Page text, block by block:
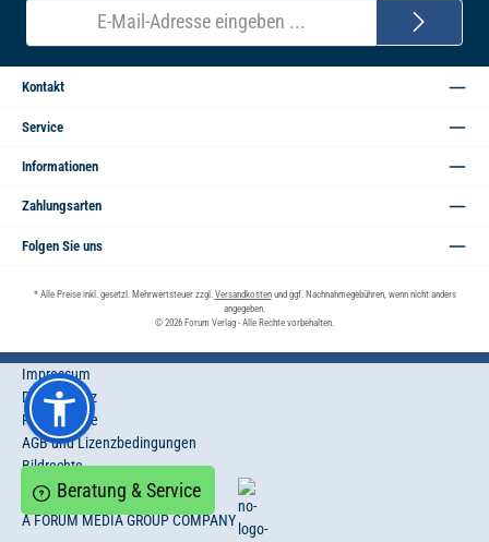
E-
Mail-
Adresse*
Kontakt
Service
Informationen
Zahlungsarten
Folgen Sie uns
* Alle Preise inkl. gesetzl. Mehrwertsteuer zzgl. Versandkostenund ggf. Nachnahmegebühren, wenn nicht anders
angegeben.
© 2026 Forum Verlag - Alle Rechte vorbehalten.
Impressum
Datenschutz
Privatsphäre
AGB und Lizenzbedingungen
Bildrechte
A FORUM MEDIA GROUP COMPANY
Beratung & Service